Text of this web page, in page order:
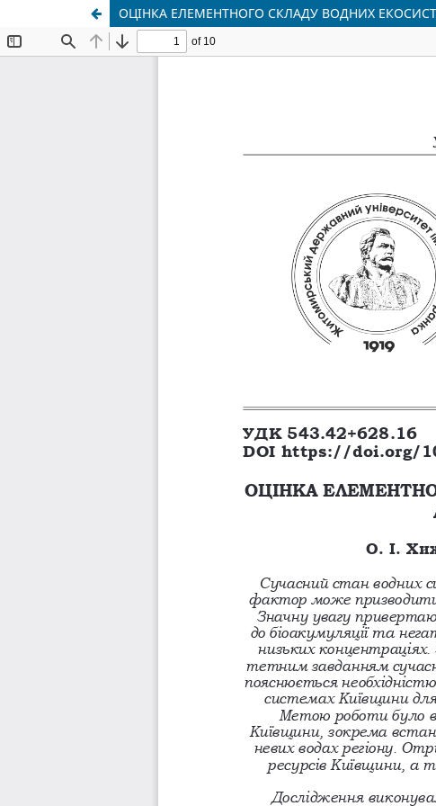
ОЦІНКА ЕЛЕМЕНТНОГО СКЛАДУ ВОДНИХ